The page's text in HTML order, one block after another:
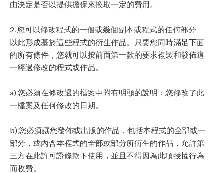
由決定是否以提供擔保來換取一定的費用。
2. 您可以修改程式的一個或幾個副本或程式的任何部分，
以此形成基於這些程式的衍生作品。只要您同時滿足下面
的所有條件，您就可以按前面第一款的要求複製和發佈這
一經過修改的程式或作品。
a) 您必須在修改過的檔案中附有明顯的說明：您修改了此
一檔案及任何修改的日期。
b) 您必須讓您發佈或出版的作品，包括本程式的全部或一
部分，或內含本程式的全部或部分所衍生的作品，允許第
三方在此許可證條款下使用，並且不得因為此項授權行為
而收費。